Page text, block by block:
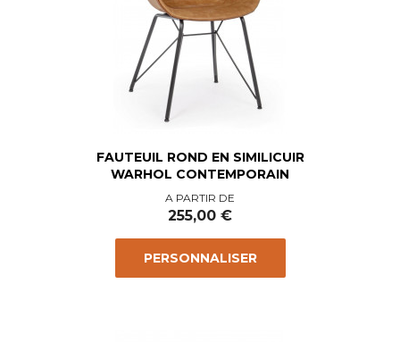
FAUTEUIL ROND EN SIMILICUIR
WARHOL CONTEMPORAIN
Prix
A PARTIR DE
255,00 €
PERSONNALISER